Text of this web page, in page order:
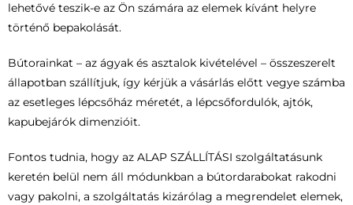
lehetővé teszik-e az Ön számára az elemek kívánt helyre
történő bepakolását.
Bútorainkat – az ágyak és asztalok kivételével – összeszerelt
állapotban szállítjuk, így kérjük a vásárlás előtt vegye számba
az esetleges lépcsőház méretét, a lépcsőfordulók, ajtók,
kapubejárók dimenzióit.
Fontos tudnia, hogy az ALAP SZÁLLÍTÁSI szolgáltatásunk
keretén belül nem áll módunkban a bútordarabokat rakodni
vagy pakolni, a szolgáltatás kizárólag a megrendelet elemek,